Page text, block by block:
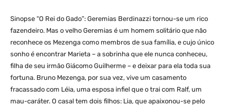
Sinopse “O Rei do Gado”: Geremias Berdinazzi tornou-se um rico
fazendeiro. Mas o velho Geremias é um homem solitário que não
reconhece os Mezenga como membros de sua família, e cujo único
sonho é encontrar Marieta – a sobrinha que ele nunca conheceu,
filha de seu irmão Giácomo Guilherme – e deixar para ela toda sua
fortuna. Bruno Mezenga, por sua vez, vive um casamento
fracassado com Léia, uma esposa infiel que o trai com Ralf, um
mau-caráter. O casal tem dois filhos: Lia, que apaixonou-se pelo